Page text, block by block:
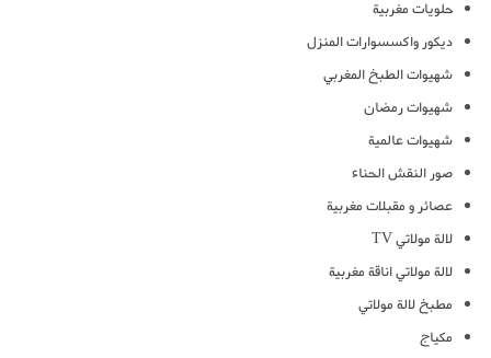
حلويات مغربية
ديكور واكسسوارات المنزل
شهيوات الطبخ المغربي
شهيوات رمضان
شهيوات عالمية
صور النقش الحناء
عصائر و مقبلات مغربية
لالة مولاتي TV
لالة مولاتي اناقة مغربية
مطبخ لالة مولاتي
مكياج